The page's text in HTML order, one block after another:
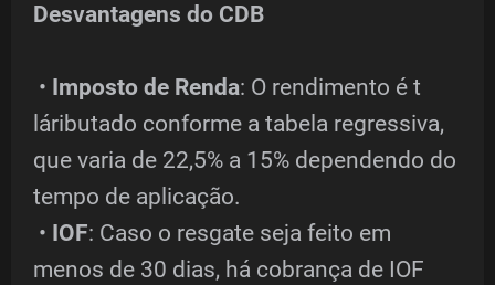
Desvantagens do CDB
• Imposto de Renda: O rendimento é t
láributado conforme a tabela regressiva,
que varia de 22,5% a 15% dependendo do
tempo de aplicação.
• IOF: Caso o resgate seja feito em
menos de 30 dias, há cobrança de IOF